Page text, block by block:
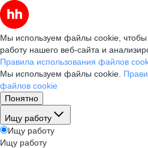
Мы используем файлы cookie, чтобы
работу нашего веб-сайта и
Правила использования файлов
Мы используем файлы cookie.
файлов cookie
Понятно
Ищу работу
Ищу работу
Ищу работу